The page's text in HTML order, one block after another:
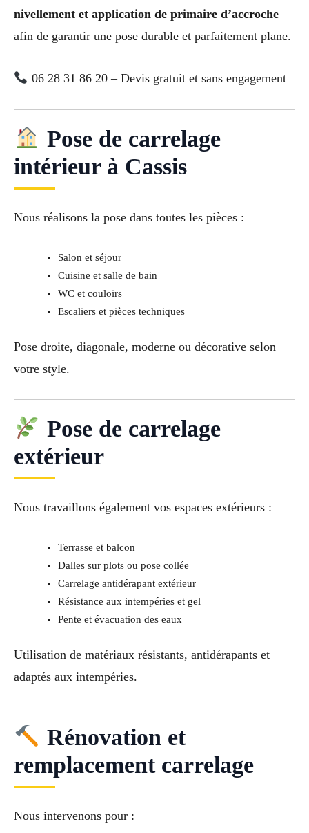
nivellement et application de primaire d’accroche
afin de garantir une pose durable et parfaitement plane.
06 28 31 86 20 – Devis gratuit et sans engagement
Pose de carrelage
intérieur à Cassis
Nous réalisons la pose dans toutes les pièces :
Salon et séjour
Cuisine et salle de bain
WC et couloirs
Escaliers et pièces techniques
Pose droite, diagonale, moderne ou décorative selon
votre style.
Pose de carrelage
extérieur
Nous travaillons également vos espaces extérieurs :
Terrasse et balcon
Dalles sur plots ou pose collée
Carrelage antidérapant extérieur
Résistance aux intempéries et gel
Pente et évacuation des eaux
Utilisation de matériaux résistants, antidérapants et
adaptés aux intempéries.
Rénovation et
remplacement carrelage
Nous intervenons pour :